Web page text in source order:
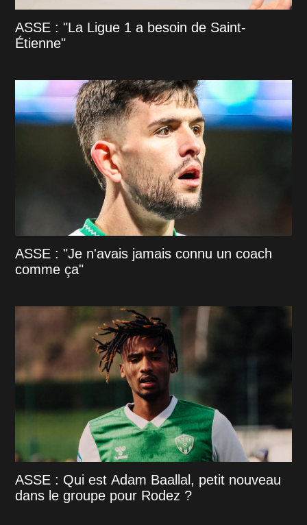
ASSE : "La Ligue 1 a besoin de Saint-
Étienne"
ASSE : "Je n'avais jamais connu un coach
comme ça"
ASSE : Qui est Adam Baallal, petit nouveau
dans le groupe pour Rodez ?